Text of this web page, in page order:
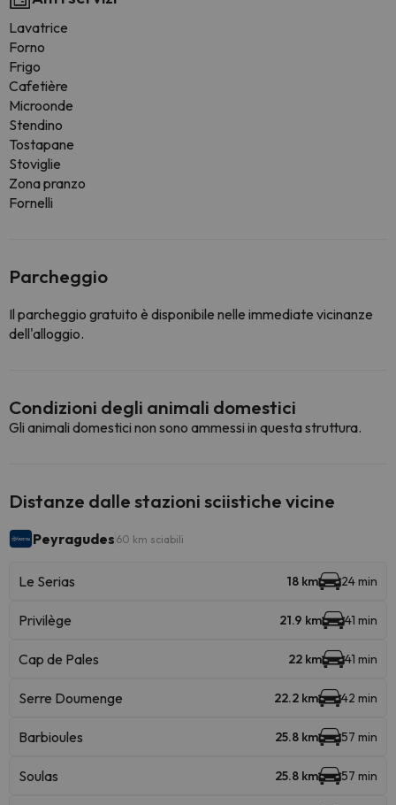
Lavatrice
Forno
Frigo
Cafetière
Microonde
Stendino
Tostapane
Stoviglie
Zona pranzo
Fornelli
Parcheggio
Il parcheggio gratuito è disponibile nelle immediate vicinanze
dell'alloggio.
Condizioni degli animali domestici
Gli animali domestici non sono ammessi in questa struttura.
Distanze dalle stazioni sciistiche vicine
Peyragudes 60 km sciabili
Le Serias 18 km 24 min
Privilège 21.9 km 41 min
Cap de Pales 22 km 41 min
Serre Doumenge 22.2 km 42 min
Barbioules 25.8 km 57 min
Soulas 25.8 km 57 min